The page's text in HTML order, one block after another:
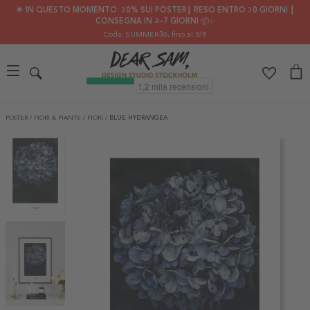
🌟 IN QUESTO MOMENTO: 30% SUI POSTER┃ RESO ENTRO 30 GIORNI ┃
CONSEGNA IN 2–7 GIORNI 📦✨
Code: SUMMER30, fino al 8/8
POSTER / FIORI & PIANTE / FIORI / BLUE HYDRANGEA